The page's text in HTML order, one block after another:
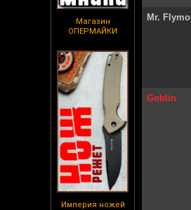
Магазин
ОПЕРМАЙКИ
Империя ножей
Mr. Flymo
Goblin